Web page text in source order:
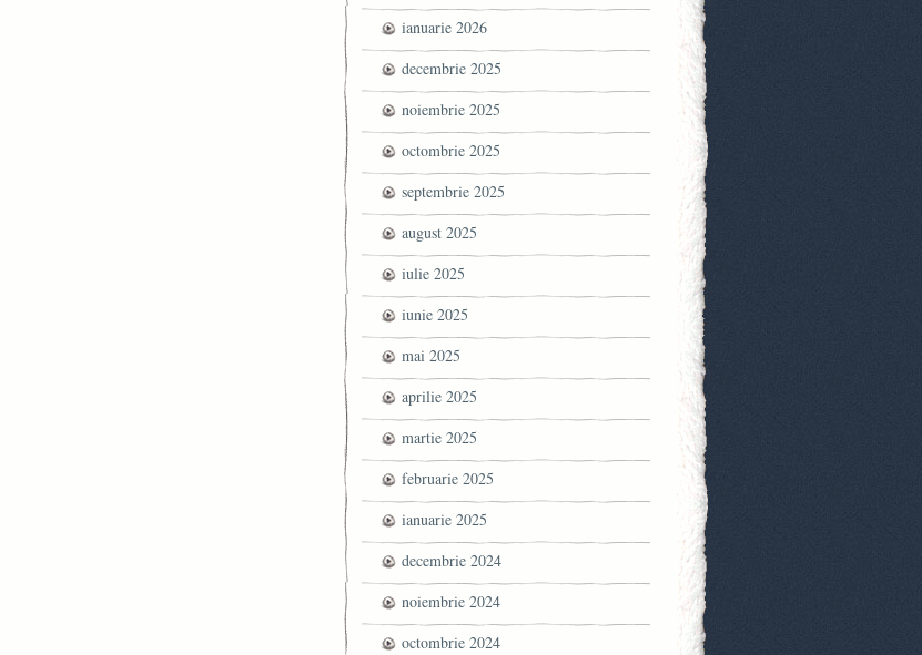
ianuarie 2026
decembrie 2025
noiembrie 2025
octombrie 2025
septembrie 2025
august 2025
iulie 2025
iunie 2025
mai 2025
aprilie 2025
martie 2025
februarie 2025
ianuarie 2025
decembrie 2024
noiembrie 2024
octombrie 2024